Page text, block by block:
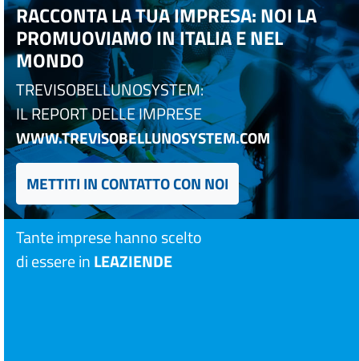
RACCONTA LA TUA IMPRESA: NOI LA
PROMUOVIAMO IN ITALIA E NEL
MONDO
TREVISOBELLUNOSYSTEM:
IL REPORT DELLE IMPRESE
WWW.TREVISOBELLUNOSYSTEM.COM
METTITI IN CONTATTO CON NOI
Tante imprese hanno scelto
di essere inLEAZIENDE